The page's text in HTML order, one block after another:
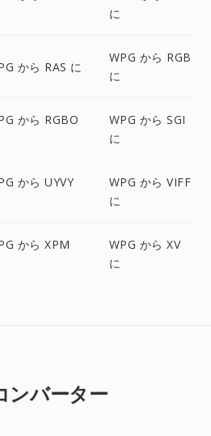
に
から RAS に
WPG から RGB
に
から RGBO
WPG から SGI
に
から UYVY
WPG から VIFF
に
から XPM
WPG から XV
に
ンバーター